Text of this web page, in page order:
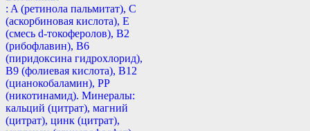
: A (ретинола пальмитат), С
(аскорбиновая кислота), E
(смесь d-токоферолов), B2
(рибофлавин), B6
(пиридоксина гидрохлорид),
B9 (фолиевая кислота), B12
(цианокобаламин), РР
(никотинамид). Минералы:
кальций (цитрат), магний
(цитрат), цинк (цитрат),